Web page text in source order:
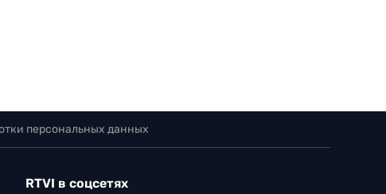
персональных данных
RTVI в соцсетях